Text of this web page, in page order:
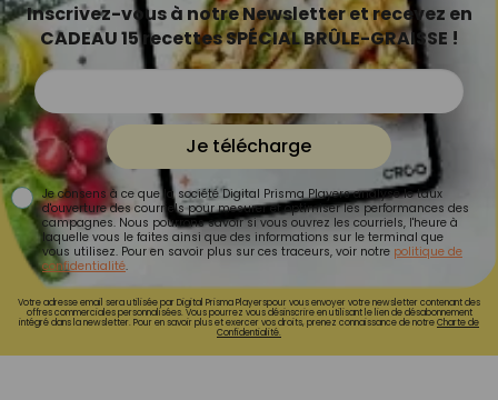
Inscrivez-vous à notre Newsletter et recevez en
CADEAU 15 recettes SPÉCIAL BRÛLE-GRAISSE !
Je télécharge
Je consens à ce que la société Digital Prisma Players analyse le taux
d'ouverture des courriels pour mesurer et optimiser les performances des
campagnes. Nous pourrons savoir si vous ouvrez les courriels, l'heure à
laquelle vous le faites ainsi que des informations sur le terminal que
vous utilisez. Pour en savoir plus sur ces traceurs, voir notre politique de
confidentialité.
Votre adresse email sera utilisée par Digital Prisma Playerspour vous envoyer votre newsletter contenant des
offres commerciales personnalisées. Vous pourrez vous désinscrire en utilisant le lien de désabonnement
intégré dans la newsletter. Pour en savoir plus et exercer vos droits, prenez connaissance de notreCharte de
Confidentialité.